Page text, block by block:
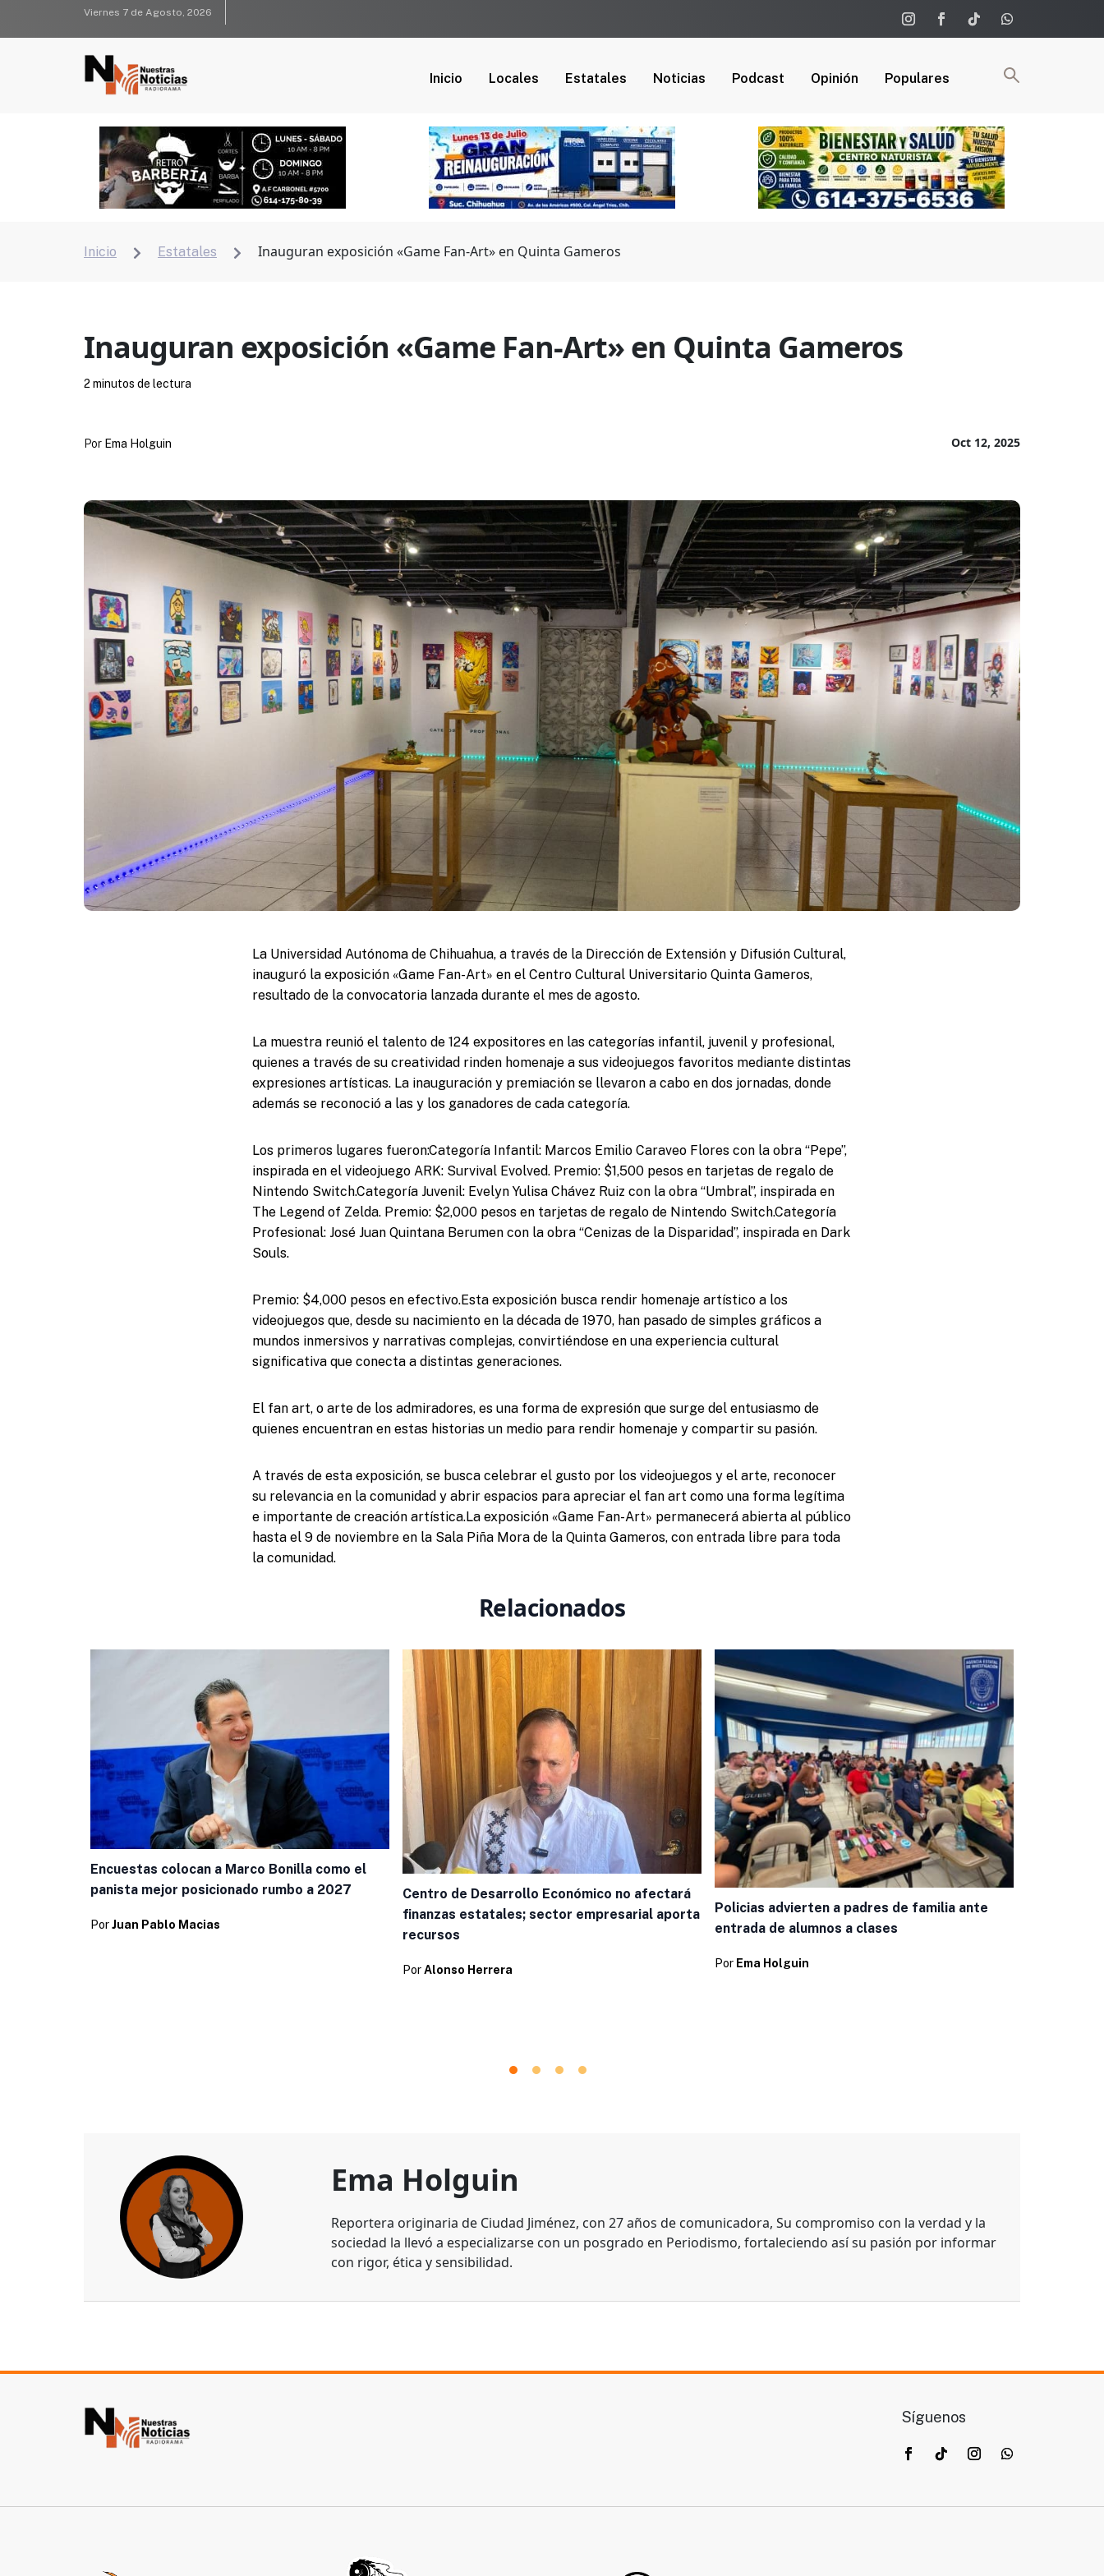
Viernes 7 de Agosto, 2026
Inicio Locales Estatales Noticias Podcast Opinión Populares
Inicio  Estatales  Inauguran exposición «Game Fan-Art» en Quinta Gameros
Inauguran exposición «Game Fan-Art» en Quinta Gameros
Oct 12, 2025
Por Ema Holguin
2 minutos de lectura
La Universidad Autónoma de Chihuahua, a través de la Dirección de Extensión y Difusión Cultural,
inauguró la exposición «Game Fan-Art» en el Centro Cultural Universitario Quinta Gameros,
resultado de la convocatoria lanzada durante el mes de agosto.
La muestra reunió el talento de 124 expositores en las categorías infantil, juvenil y profesional,
quienes a través de su creatividad rinden homenaje a sus videojuegos favoritos mediante distintas
expresiones artísticas. La inauguración y premiación se llevaron a cabo en dos jornadas, donde
además se reconoció a las y los ganadores de cada categoría.
Los primeros lugares fueron:Categoría Infantil: Marcos Emilio Caraveo Flores con la obra “Pepe”,
inspirada en el videojuego ARK: Survival Evolved. Premio: $1,500 pesos en tarjetas de regalo de
Nintendo Switch.Categoría Juvenil: Evelyn Yulisa Chávez Ruiz con la obra “Umbral”, inspirada en
The Legend of Zelda. Premio: $2,000 pesos en tarjetas de regalo de Nintendo Switch.Categoría
Profesional: José Juan Quintana Berumen con la obra “Cenizas de la Disparidad”, inspirada en Dark
Souls.
Premio: $4,000 pesos en efectivo.Esta exposición busca rendir homenaje artístico a los
videojuegos que, desde su nacimiento en la década de 1970, han pasado de simples gráficos a
mundos inmersivos y narrativas complejas, convirtiéndose en una experiencia cultural
significativa que conecta a distintas generaciones.
El fan art, o arte de los admiradores, es una forma de expresión que surge del entusiasmo de
quienes encuentran en estas historias un medio para rendir homenaje y compartir su pasión.
A través de esta exposición, se busca celebrar el gusto por los videojuegos y el arte, reconocer
su relevancia en la comunidad y abrir espacios para apreciar el fan art como una forma legítima
e importante de creación artística.La exposición «Game Fan-Art» permanecerá abierta al público
hasta el 9 de noviembre en la Sala Piña Mora de la Quinta Gameros, con entrada libre para toda
la comunidad.
Relacionados
Encuestas colocan a Marco Bonilla como el
panista mejor posicionado rumbo a 2027
PorJuan Pablo Macias
Centro de Desarrollo Económico no afectará
finanzas estatales; sector empresarial aporta
recursos
PorAlonso Herrera
Policias advierten a padres de familia ante
entrada de alumnos a clases
Por Ema Holguin
Ema Holguin
Reportera originaria de Ciudad Jiménez, con 27 años de comunicadora, Su compromiso con la verdad y la
sociedad la llevó a especializarse con un posgrado en Periodismo, fortaleciendo así su pasión por informar
con rigor, ética y sensibilidad.
Síguenos